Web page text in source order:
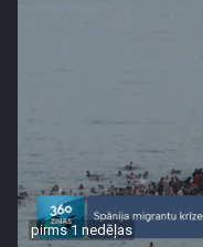
pirms 1 nedēļas